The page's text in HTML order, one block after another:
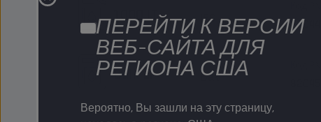
ПЕРЕЙТИ К ВЕРСИИ
ВЕБ-САЙТА ДЛЯ
РЕГИОНА США
Вероятно, Вы зашли на эту страницу,
1000 LT IBC
Bulk LT Бак